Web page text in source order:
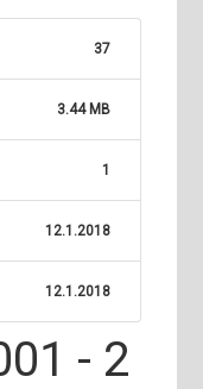
37
3.44 MB
1
12.1.2018
12.1.2018
- 2